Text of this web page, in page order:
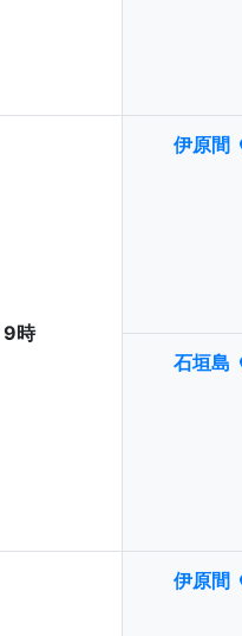
時
伊原間
石垣島
伊原間